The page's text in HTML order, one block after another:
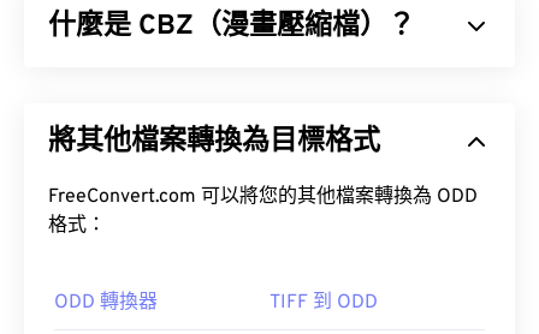
什麼是 CBZ（漫畫壓縮檔）？
使用ZIP 工具解壓縮其他 CBZ 文件，就像解壓縮其
的實用檔案類型。
將其他檔案轉換為目標格式
FreeConvert.com 可以將您的其他檔案轉換為 ODD
格式：
ODD 轉換器 TIFF 到 ODD